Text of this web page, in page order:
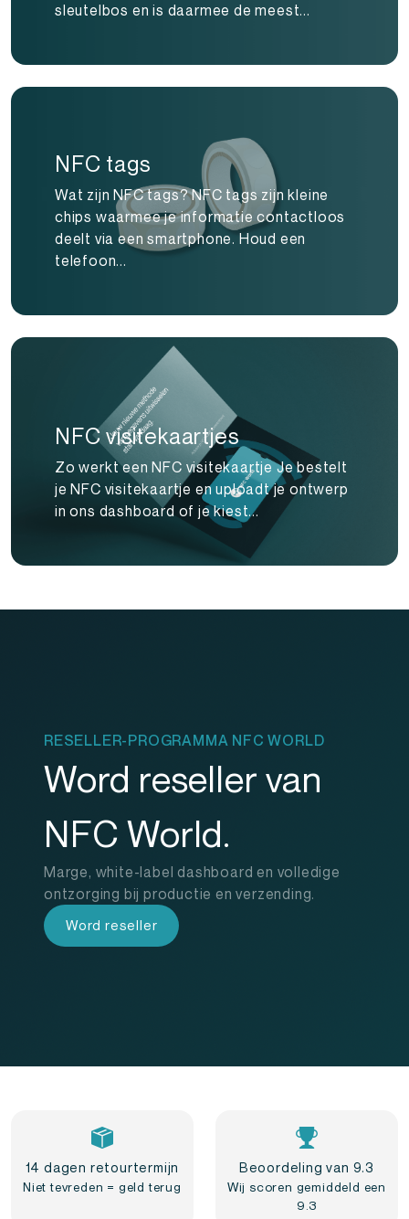
sleutelbos en is daarmee de meest...
NFC tags
Wat zijn NFC tags? NFC tags zijn kleine
chips waarmee je informatie contactloos
deelt via een smartphone. Houd een
telefoon...
NFC visitekaartjes
Zo werkt een NFC visitekaartje Je bestelt
je NFC visitekaartje en uploadt je ontwerp
in ons dashboard of je kiest...
RESELLER-PROGRAMMA NFC WORLD
Word reseller van
NFC World.
Marge, white-label dashboard en volledige
ontzorging bij productie en verzending.
Word reseller
14 dagen retourtermijn
Niet tevreden = geld terug
Beoordeling van 9.3
Wij scoren gemiddeld een
9.3